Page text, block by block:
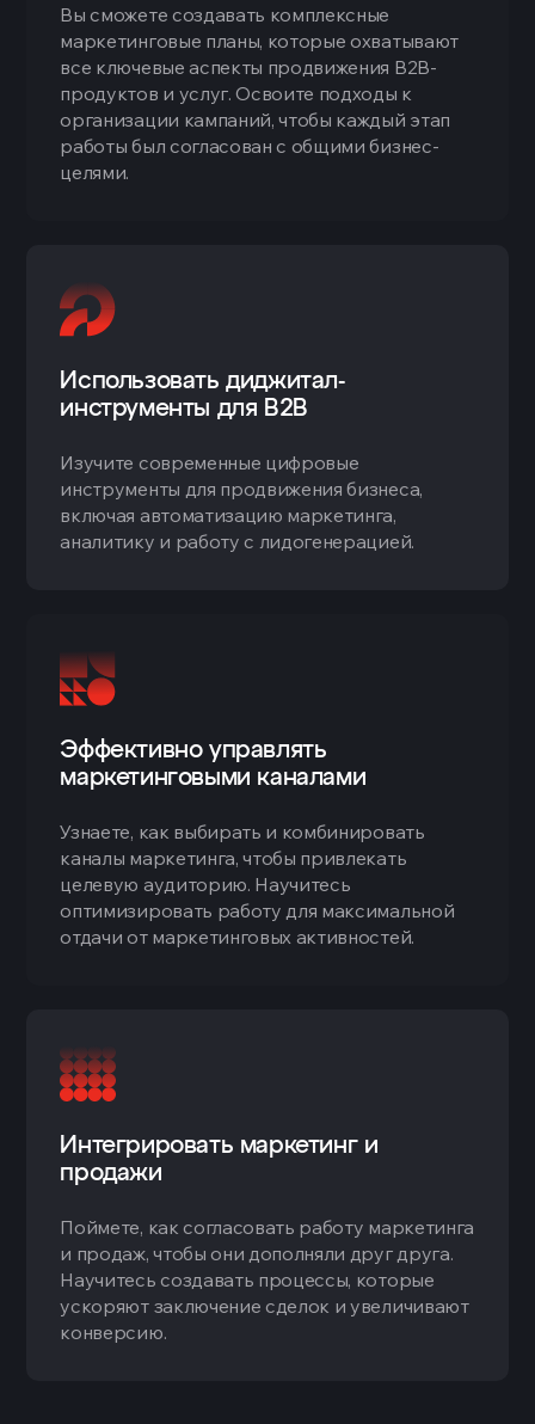
Вы сможете создавать комплексные
маркетинговые планы, которые охватывают
все ключевые аспекты продвижения B2B-
продуктов и услуг. Освоите подходы к
организации кампаний, чтобы каждый этап
работы был согласован с общими бизнес-
целями.
Использовать диджитал-
инструменты для B2B
Изучите современные цифровые
инструменты для продвижения бизнеса,
включая автоматизацию маркетинга,
аналитику и работу с лидогенерацией.
Эффективно управлять
маркетинговыми каналами
Узнаете, как выбирать и комбинировать
каналы маркетинга, чтобы привлекать
целевую аудиторию. Научитесь
оптимизировать работу для максимальной
отдачи от маркетинговых активностей.
Интегрировать маркетинг и
продажи
Поймете, как согласовать работу маркетинга
и продаж, чтобы они дополняли друг друга.
Научитесь создавать процессы, которые
ускоряют заключение сделок и увеличивают
конверсию.